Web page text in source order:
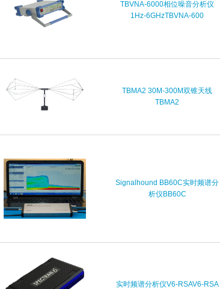
TBVNA-6000相位噪音分析仪
1Hz-6GHzTBVNA-600
TBMA2 30M-300M双锥天线
TBMA2
Signalhound BB60C实时频谱分
析仪BB60C
实时频谱分析仪V6-RSAV6-RSA